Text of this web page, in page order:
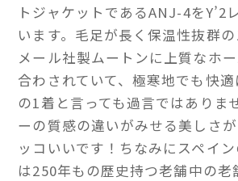
トジャケットであるANJ-4をY’2
います。毛足が長く保温性抜群
メール社製ムートンに上質なホ
合わされていて、極寒地でも快
の1着と言っても過言ではありま
ーの質感の違いがみせる美しさ
ッコいいです！ちなみにスペイ
は250年もの歴史持つ老舗中の老